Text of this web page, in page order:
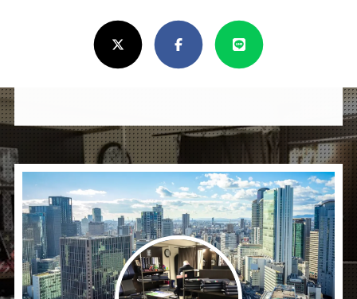
ろ
し
け
ば
シ
ェ
ア
し
て
X(Twitter)FacebookLine